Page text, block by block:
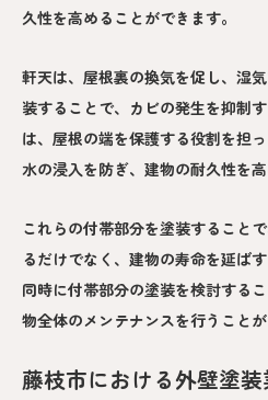
久性を高めることができます。
軒天は、屋根裏の換気を促し、湿
装することで、カビの発生を抑制
は、屋根の端を保護する役割を担
水の浸入を防ぎ、建物の耐久性を高
これらの付帯部分を塗装すること
るだけでなく、建物の寿命を延ば
同時に付帯部分の塗装を検討する
物全体のメンテナンスを行うことが
藤枝市における外壁塗